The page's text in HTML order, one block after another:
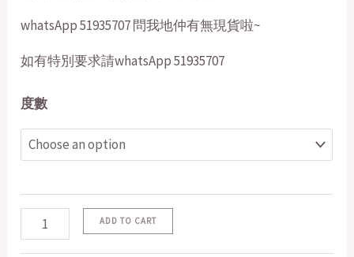
whatsApp 51935707 問我地仲有無現貨啦~
如有特別要求請whatsApp 51935707
度數
ADD TO CART